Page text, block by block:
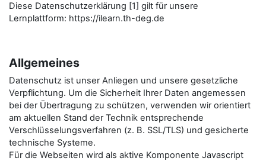
Diese Datenschutzerklärung [1] gilt für unsere
Lernplattform: https://ilearn.th-deg.de
Allgemeines
Datenschutz ist unser Anliegen und unsere gesetzliche
Verpflichtung. Um die Sicherheit Ihrer Daten angemessen
bei der Übertragung zu schützen, verwenden wir orientiert
am aktuellen Stand der Technik entsprechende
Verschlüsselungsverfahren (z. B. SSL/TLS) und gesicherte
technische Systeme.
Für die Webseiten wird als aktive Komponente Javascript